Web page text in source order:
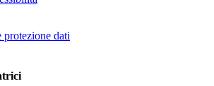
protezione dati